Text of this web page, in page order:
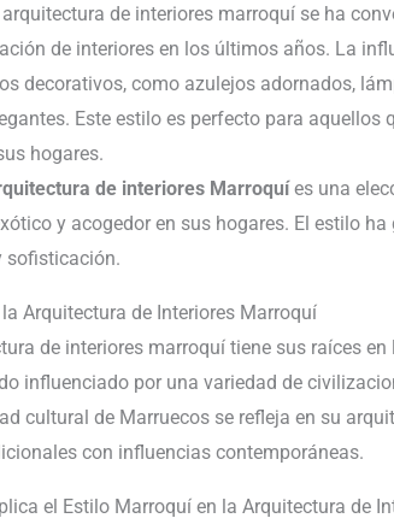
de interiores marroquí se ha
de interiores en los últimos años. La
decorativos, como azulejos adornados,
Este estilo es perfecto para aquellos
hogares.
de interiores Marroquíes una
y acogedor en sus hogares. El estilo
sofisticación.
Arquitectura de Interiores Marroquí
de interiores marroquí tiene sus raíces
influenciado por una variedad de
cultural de Marruecos se refleja en su
con influencias contemporáneas.
el Estilo Marroquí en la Arquitectura de